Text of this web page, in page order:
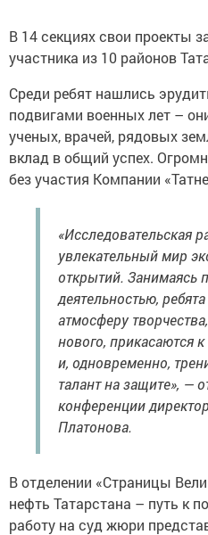
В 14 секциях свои проекты
участника из 10 районов
Среди ребят нашлись
подвигами военных лет –
ученых, врачей, рядовых
вклад в общий успех.
без участия Компании
«Исследовательская
увлекательный мир
открытий. Занимаясь
деятельностью,
атмосферу
нового, прикасаются
и, одновременно,
талант на защите», —
конференции
Платонова.
В отделении «Страницы
нефть Татарстана – путь к
работу на суд жюри